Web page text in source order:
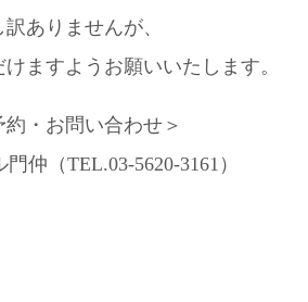
訳ありませんが、
ますようお願いいたします。
約・お問い合わせ＞
仲（TEL.03-5620-3161）